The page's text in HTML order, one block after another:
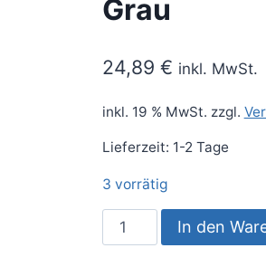
Grau
24,89 € inkl. MwSt.
inkl. 19 % MwSt. zzgl.
Lieferzeit: 1-2 Tage
3 vorrätig
In den